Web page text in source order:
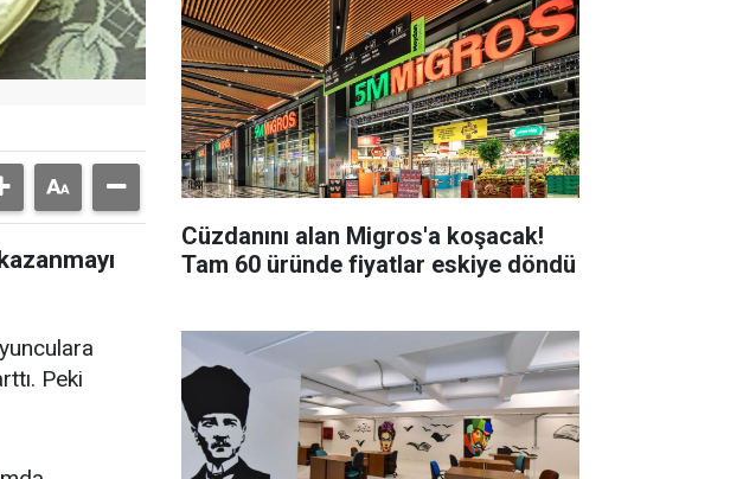
Peki
Cüzdanını alan Migros'a koşacak!
Tam 60 üründe fiyatlar eskiye döndü